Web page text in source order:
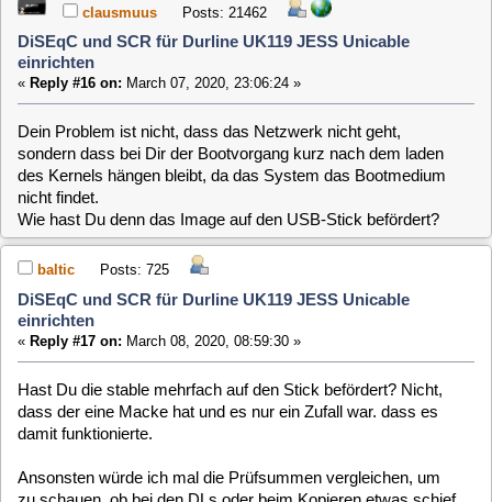
Dein Problem ist nicht, dass das Netzwerk nicht geht,
des Kernels hängen bleibt, da das System das Bootmedium
nicht findet.
Wie hast Du denn das Image auf den USB-Stick befördert?
baltic Posts: 725
DiSEqC und SCR für Durline UK119 JESS Unicable
«Reply #17 on:March 08, 2020, 08:59:30 »
Hast Du die stable mehrfach auf den Stick befördert? Nicht,
dass der eine Macke hat und es nur ein Zufall war. dass es
damit funktionierte.
Ansonsten würde ich mal die Prüfsummen vergleichen, um
zu schauen, ob bei den DLs oder beim Kopieren etwas schief
läuft.
DiSEqC und SCR für Durline UK119 JESS Unicable
einrichten
«Reply #18 on:March 09, 2020, 18:59:28 »
Ich habe Win32DiskImager benutzt unter Win 10. Das
funktioniert eigentlich immer tadellos.